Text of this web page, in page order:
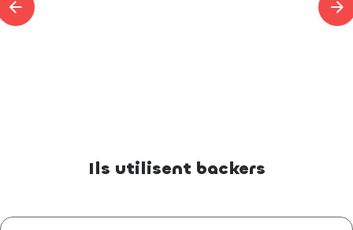
arrow_back arrow_forward
Ils utilisent backers